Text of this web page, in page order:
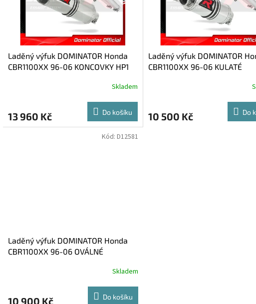
Laděný výfuk DOMINATOR Honda
CBR1100XX 96-06 KONCOVKY HP1
Skladem
13 960 Kč Do košíku
Laděný výfuk DOMINATOR
CBR1100XX 96-06 KULATÉ
10 500 Kč Do
Laděný výfuk DOMINATOR Honda
CBR1100XX 96-06 OVÁLNÉ
Skladem
10 900 Kč Do košíku
Kód: D12581